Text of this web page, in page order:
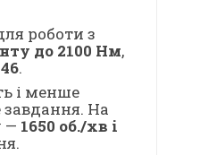
роботи з
до 2100 Нм,
.
і менше
На
— 1650 об./хв і